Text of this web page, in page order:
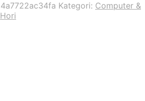
4a7722ac34fa Kategori: Computer &
Hori